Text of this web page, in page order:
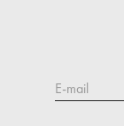
E-mail